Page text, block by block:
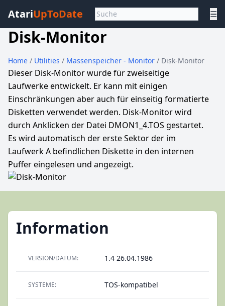
AtariUpToDate ☰
Disk-Monitor
Home / Utilities / Massenspeicher - Monitor / Disk-Monitor
Dieser Disk-Monitor wurde für zweiseitige
Laufwerke entwickelt. Er kann mit einigen
Einschränkungen aber auch für einseitig formatierte
Disketten verwendet werden. Disk-Monitor wird
durch Anklicken der Datei DMON1_4.TOS gestartet.
Es wird automatisch der erste Sektor der im
Laufwerk A befindlichen Diskette in den internen
Puffer eingelesen und angezeigt.
Information
VERSION/DATUM: 1.4 26.04.1986
SYSTEME: TOS-kompatibel